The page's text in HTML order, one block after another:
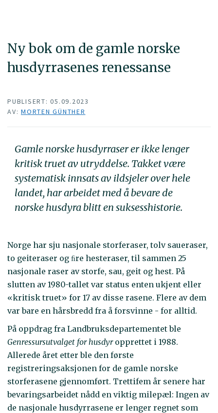
Ny bok om de gamle norske
husdyrrasenes renessanse
PUBLISERT: 05.09.2023
AV: MORTEN GÜNTHER
Gamle norske husdyrraser er ikke lenger
kritisk truet av utryddelse. Takket være
systematisk innsats av ildsjeler over hele
landet, har arbeidet med å bevare de
norske husdyra blitt en suksesshistorie.
Norge har sju nasjonale storferaser, tolv saueraser,
to geiteraser og ﬁre hesteraser, til sammen 25
nasjonale raser av storfe, sau, geit og hest. På
slutten av 1980-tallet var status enten ukjent eller
«kritisk truet» for 17 av disse rasene. Flere av dem
var bare en hårsbredd fra å forsvinne - for alltid.
På oppdrag fra Landbruksdepartementet ble
Genressursutvalget for husdyropprettet i 1988.
Allerede året etter ble den første
registreringsaksjonen for de gamle norske
storferasene gjennomført. Trettifem år senere har
bevaringsarbeidet nådd en viktig milepæl: Ingen av
de nasjonale husdyrrasene er lenger regnet som